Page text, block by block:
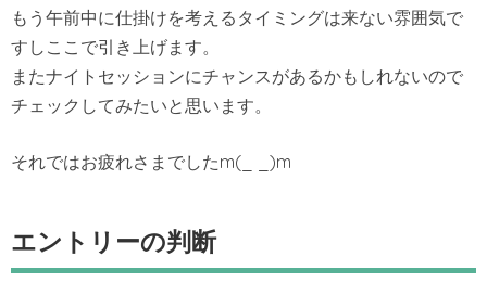
もう午前中に仕掛けを考えるタイミングは来ない雰囲気で
すしここで引き上げます。
またナイトセッションにチャンスがあるかもしれないので
チェックしてみたいと思います。
それではお疲れさまでしたm(_ _)m
エントリーの判断